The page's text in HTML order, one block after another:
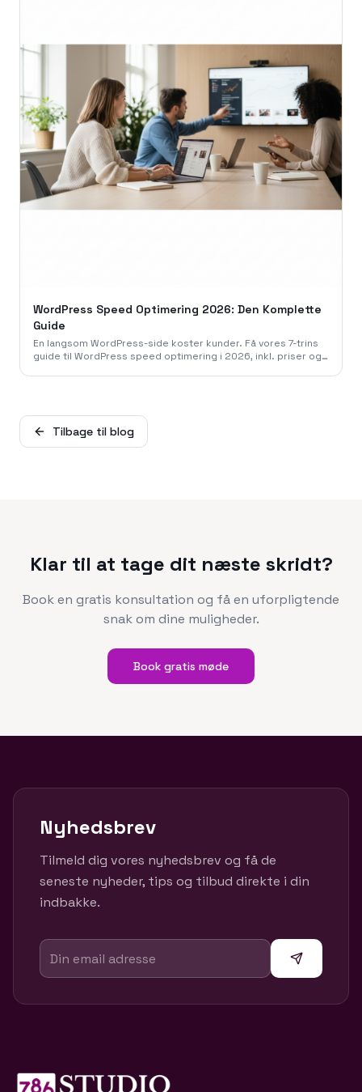
WordPress Speed Optimering 2026: Den Komplette
Guide
En langsom WordPress-side koster kunder. Få vores 7-trins
guide til WordPress speed optimering i 2026, inkl. priser og
Tilbage til blog
Klar til at tage dit næste skridt?
Book en gratis konsultation og få en uforpligtende
snak om dine muligheder.
Book gratis møde
Nyhedsbrev
Tilmeld dig vores nyhedsbrev og få de
seneste nyheder, tips og tilbud direkte i din
indbakke.